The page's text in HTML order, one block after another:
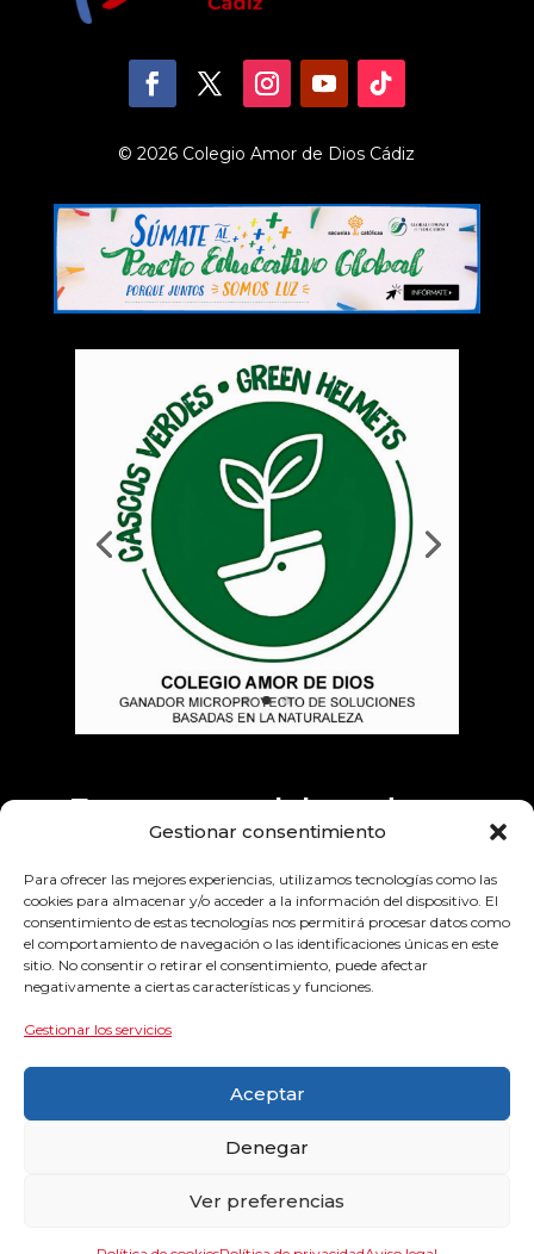
Gestionar consentimiento
Para ofrecer las mejores experiencias, utilizamos tecnologías como las
cookies para almacenar y/o acceder a la información del dispositivo. El
consentimiento de estas tecnologías nos permitirá procesar datos como
el comportamiento de navegación o las identificaciones únicas en este
sitio. No consentir o retirar el consentimiento, puede afectar
negativamente a ciertas características y funciones.
Gestionar los servicios
Aceptar
Denegar
Ver preferencias
© 2026 Colegio Amor de Dios Cádiz
Empresas colaboradoras